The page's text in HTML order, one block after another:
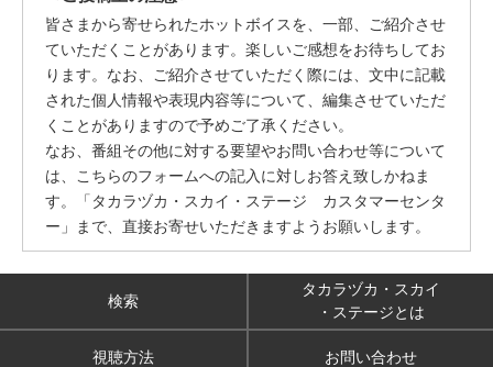
皆さまから寄せられたホットボイスを、一部、ご紹介させ
ていただくことがあります。楽しいご感想をお待ちしてお
ります。なお、ご紹介させていただく際には、文中に記載
された個人情報や表現内容等について、編集させていただ
くことがありますので予めご了承ください。
なお、番組その他に対する要望やお問い合わせ等について
は、こちらのフォームへの記入に対しお答え致しかねま
す。「タカラヅカ・スカイ・ステージ カスタマーセンタ
ー」まで、直接お寄せいただきますようお願いします。
検索
タカラヅカ・スカイ
・ステージとは
視聴方法 お問い合わせ